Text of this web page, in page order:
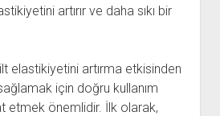
artırır ve daha sıkı bir
elastikiyetini artırma etkisinden
için doğru kullanım
etmek önemlidir. İlk olarak,